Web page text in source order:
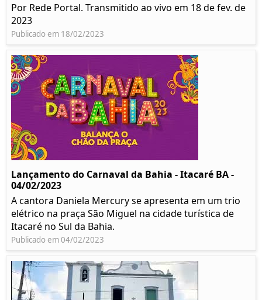
Por Rede Portal. Transmitido ao vivo em 18 de fev. de
2023
Publicado em 18/02/2023
Lançamento do Carnaval da Bahia - Itacaré BA -
04/02/2023
A cantora Daniela Mercury se apresenta em um trio
elétrico na praça São Miguel na cidade turística de
Itacaré no Sul da Bahia.
Publicado em 04/02/2023